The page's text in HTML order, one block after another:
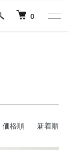
0
価格順 新着順